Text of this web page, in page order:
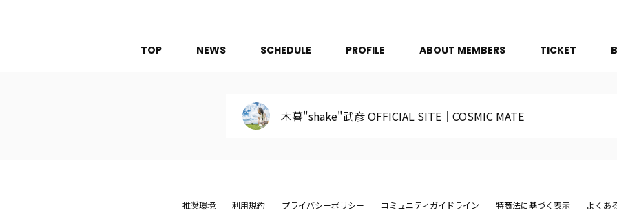
TOP NEWS SCHEDULE PROFILE ABOUT MEMBERS TICKET
木暮"shake"武彦 OFFICIAL SITE│COSMIC MATE
推奨環境 利用規約 プライバシーポリシー コミュニティガイドライン 特商法に基づく表示 よくあ